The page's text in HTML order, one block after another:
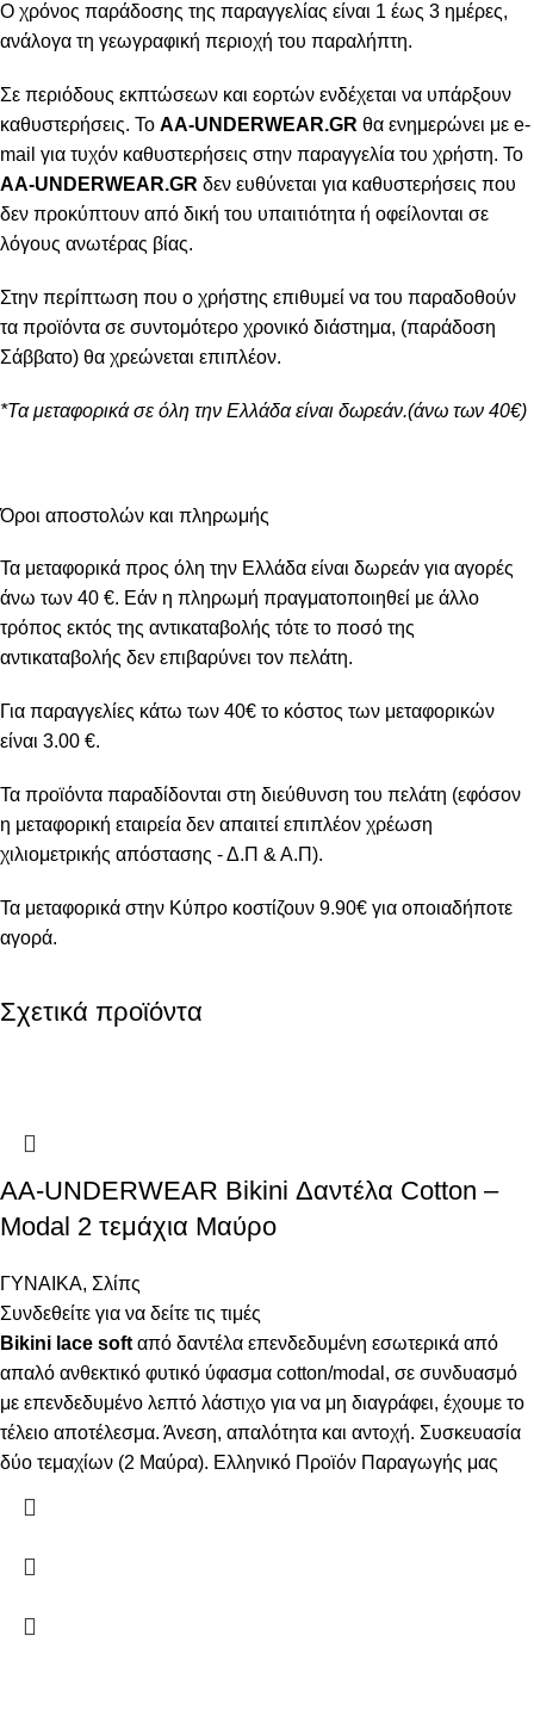
Ο χρόνος παράδοσης της παραγγελίας είναι 1 έως 3 ημέρες,
ανάλογα τη γεωγραφική περιοχή του παραλήπτη.
Σε περιόδους εκπτώσεων και εορτών ενδέχεται να υπάρξουν
καθυστερήσεις. Το AA-UNDERWEAR.GR θα ενημερώνει με e-
mail για τυχόν καθυστερήσεις στην παραγγελία του χρήστη. Το
AA-UNDERWEAR.GR δεν ευθύνεται για καθυστερήσεις που
δεν προκύπτουν από δική του υπαιτιότητα ή οφείλονται σε
λόγους ανωτέρας βίας.
Στην περίπτωση που ο χρήστης επιθυμεί να του παραδοθούν
τα προϊόντα σε συντομότερο χρονικό διάστημα, (παράδοση
Σάββατο) θα χρεώνεται επιπλέον.
*Τα μεταφορικά σε όλη την Ελλάδα είναι δωρεάν.(άνω των 40€)
Όροι αποστολών και πληρωμής
Τα μεταφορικά προς όλη την Ελλάδα είναι δωρεάν για αγορές
άνω των 40 €. Εάν η πληρωμή πραγματοποιηθεί με άλλο
τρόπος εκτός της αντικαταβολής τότε το ποσό της
αντικαταβολής δεν επιβαρύνει τον πελάτη.
Για παραγγελίες κάτω των 40€ το κόστος των μεταφορικών
είναι 3.00 €.
Τα προϊόντα παραδίδονται στη διεύθυνση του πελάτη (εφόσον
η μεταφορική εταιρεία δεν απαιτεί επιπλέον χρέωση
χιλιομετρικής απόστασης - Δ.Π & Α.Π).
Τα μεταφορικά στην Κύπρο κοστίζουν 9.90€ για οποιαδήποτε
αγορά.
Σχετικά προϊόντα
AA-UNDERWEAR Bikini Δαντέλα Cotton –
Modal 2 τεμάχια Μαύρο
ΓΥΝΑΙΚΑ, Σλίπς
Συνδεθείτε για να δείτε τις τιμές
Bikini lace softαπό δαντέλα επενδεδυμένη εσωτερικά από
απαλό ανθεκτικό φυτικό ύφασμα cotton/modal, σε συνδυασμό
με επενδεδυμένο λεπτό λάστιχο για να μη διαγράφει, έχουμε το
τέλειο αποτέλεσμα. Άνεση, απαλότητα και αντοχή. Συσκευασία
δύο τεμαχίων (2 Μαύρα). Ελληνικό Προϊόν Παραγωγής μας